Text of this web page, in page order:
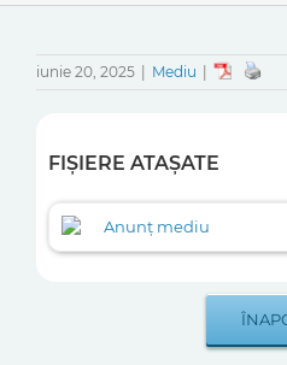
iunie 20, 2025 Mediu
FIȘIERE ATAȘATE
Anunț mediu